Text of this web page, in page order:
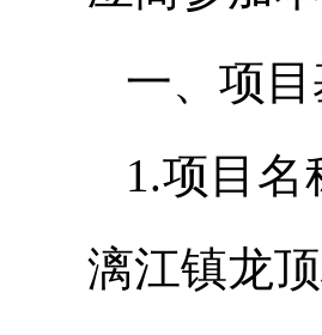
一、项
1.项目
漓江镇龙